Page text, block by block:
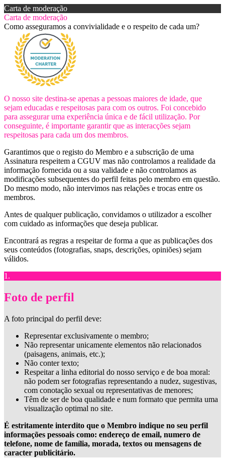
Carta de moderação
Carta de moderação
Como asseguramos a convivialidade e o respeito de cada um?
O nosso site destina-se apenas a pessoas maiores de idade, que
sejam educadas e respeitosas para com os outros. Foi concebido
para assegurar uma experiência única e de fácil utilização. Por
conseguinte, é importante garantir que as interacções sejam
respeitosas para cada um dos membros.
Garantimos que o registo do Membro e a subscrição de uma
Assinatura respeitem a CGUV mas não controlamos a realidade da
informação fornecida ou a sua validade e não controlamos as
modificações subsequentes do perfil feitas pelo membro em questão.
Do mesmo modo, não intervimos nas relações e trocas entre os
membros.
Antes de qualquer publicação, convidamos o utilizador a escolher
com cuidado as informações que deseja publicar.
Encontrará as regras a respeitar de forma a que as publicações dos
seus conteúdos (fotografias, snaps, descrições, opiniões) sejam
válidos.
1.
Foto de perfil
A foto principal do perfil deve:
Representar exclusivamente o membro;
Não representar unicamente elementos não relacionados
(paisagens, animais, etc.);
Não conter texto;
Respeitar a linha editorial do nosso serviço e de boa moral:
não podem ser fotografias representando a nudez, sugestivas,
com conotação sexual ou representativas de menores;
Têm de ser de boa qualidade e num formato que permita uma
visualização optimal no site.
É estritamente interdito que o Membro indique no seu perfil
informações pessoais como: endereço de email, numero de
telefone, nome de família, morada, textos ou mensagens de
caracter publicitário.